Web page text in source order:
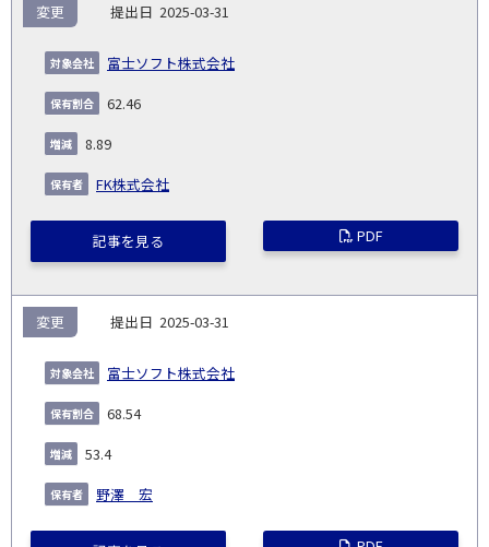
NO.
告
義
務
発
生
日
出
コー
象
2025-03-31
富士ソフト株式会社
変更
62.46
8.89
FK株式会社
記事を見る PDF
2025-03-31
富士ソフト株式会社
変更
68.54
53.4
野澤 宏